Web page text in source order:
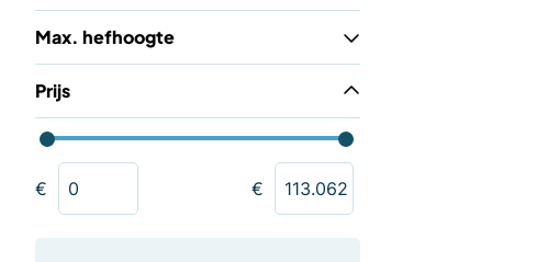
Max. hefhoogte
Prijs
€ €